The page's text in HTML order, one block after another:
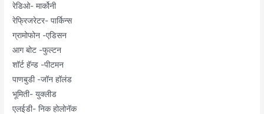
रेडिओ- मार्कोनी
रेफ्रिजरेटर- पार्किन्स
ग्रामोफोन -एडिसन
आग बोट -फुल्टन
शॉर्ट हॅन्ड -पीटमन
पाणबुडी -जॉन हॉलंड
भूमिती- युक्लीड
एलईडी- निक होलोनॅक